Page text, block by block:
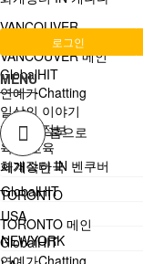
VANCOUVER
VANCOUVER 메인
GlobalHIT
연예가Chatting
일상의 이야기
재테크 정보
육아/교육
화개장터 IN 벤쿠버
TORONTO
TORONTO 메인
GlobalHIT
연예가Chatting
로그인
MENU
홈으로
세계속한국
GlobalHIT
USA
NEWYORK